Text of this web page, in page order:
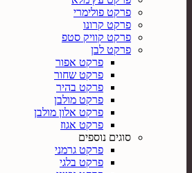
פרקט פולימרי
פרקט קרונו
פרקט קוויק סטפ
פרקט לבן
פרקט אפור
פרקט שחור
פרקט בהיר
פרקט מולבן
פרקט אלון מולבן
פרקט אגוז
סוגים נוספים
פרקט גרמני
פרקט בלגי